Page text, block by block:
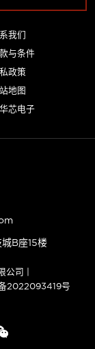
我们
与条件
政策
地图
芯电子
B座15楼
公司 |
2022093419号